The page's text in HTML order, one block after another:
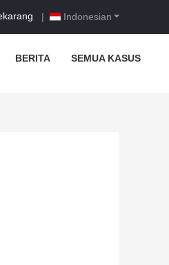
Indonesian
|
BERITA SEMUA KASUS